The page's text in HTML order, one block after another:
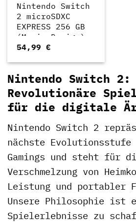
Nintendo Switch
2 microSDXC
EXPRESS 256 GB
(Mario Design)
Speicherkarte
54,99€
Nintendo Switch 2:
Revolutionäre
für die digitale
Nintendo Switch 2
nächste Evolutionsstufe
Gamings und steht für
Verschmelzung von
Leistung und portabler
Unsere Philosophie ist
Spielerlebnisse zu